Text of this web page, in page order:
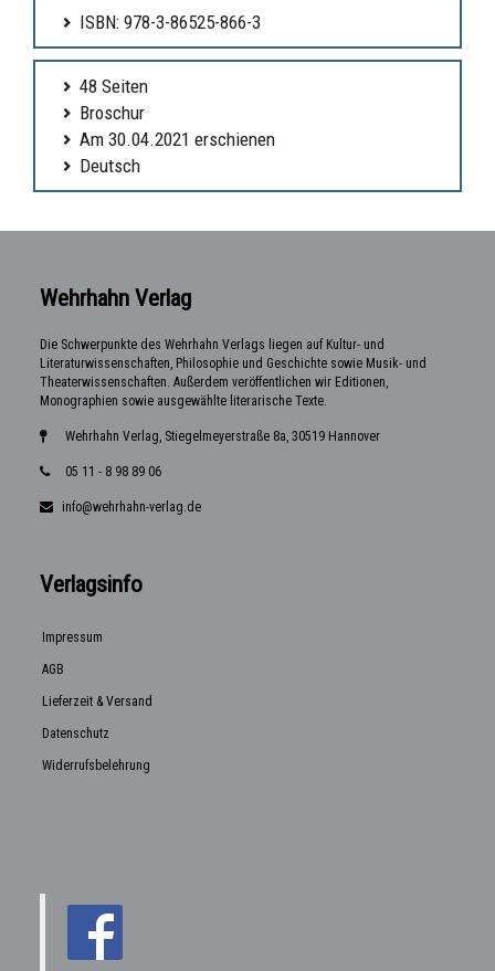
ISBN: 978-3-86525-866-3
48 Seiten
Broschur
Am 30.04.2021 erschienen
Deutsch
Wehrhahn Verlag
Die Schwerpunkte des Wehrhahn Verlags liegen auf Kultur- und
Literaturwissenschaften, Philosophie und Geschichte sowie Musik- und
Theaterwissenschaften. Außerdem veröffentlichen wir Editionen,
Monographien sowie ausgewählte literarische Texte.
Wehrhahn Verlag, Stiegelmeyerstraße 8a, 30519 Hannover
05 11 - 8 98 89 06
info@wehrhahn-verlag.de
Verlagsinfo
Impressum
AGB
Lieferzeit & Versand
Datenschutz
Widerrufsbelehrung